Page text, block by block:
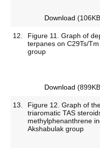
Download
12.
Figure 11. Graph of
terpanes on C29Ts/
group
Download
13.
Figure 12. Graph of
triaromatic TAS
methylphenanthrene
Akshabulak group